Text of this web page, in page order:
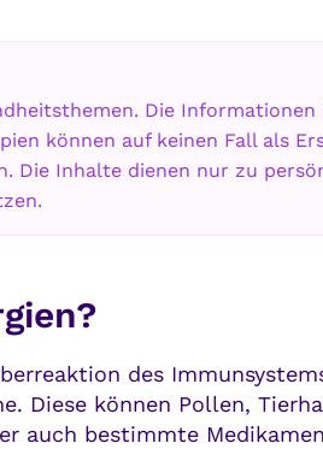
Die
können auf keinen Fall als
Die Inhalte dienen nur zu
des
Diese können Pollen,
auch bestimmte